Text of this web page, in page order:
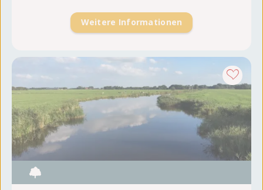
Weitere Informationen